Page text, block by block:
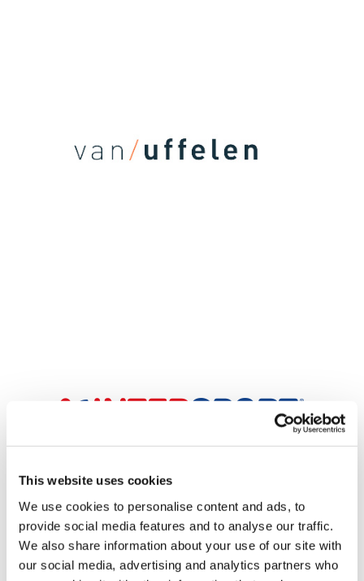
This website uses cookies
We use cookies to personalise content and ads, to
provide social media features and to analyse our traffic.
We also share information about your use of our site with
our social media, advertising and analytics partners who